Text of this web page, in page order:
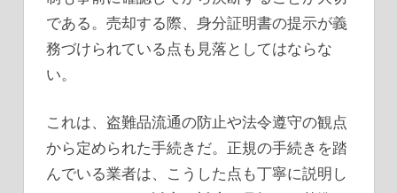
である。売却する際、身分証明書の提示が義
務づけられている点も見落としてはならな
い。
これは、盗難品流通の防止や法令遵守の観点
から定められた手続きだ。正規の手続きを踏
んでいる業者は、こうした点も丁寧に説明し